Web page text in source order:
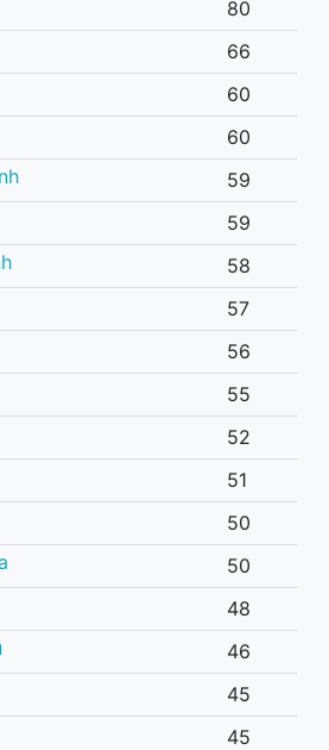
80
66
60
60
59
59
58
57
56
55
52
51
50
50
48
46
45
45